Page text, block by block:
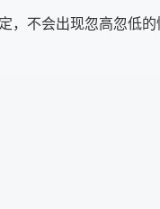
，不会出现忽高忽低的